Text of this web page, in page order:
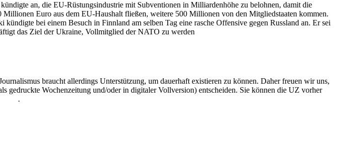
an, die EU-Rüstungsindustrie mit Subventionen in Milliardenhöhe zu belohnen, damit die
Euro aus dem EU-Haushalt fließen, weitere 500 Millionen von den Mitgliedstaaten kommen.
bei einem Besuch in Finnland am selben Tag eine rasche Offensive gegen Russland an. Er sei
das Ziel der Ukraine, Vollmitglied der NATO zu werden
braucht allerdings Unterstützung, um dauerhaft existieren zu können. Daher freuen wir uns,
gedruckte Wochenzeitung und/oder in digitaler Vollversion) entscheiden. Sie können die UZ vorher
.